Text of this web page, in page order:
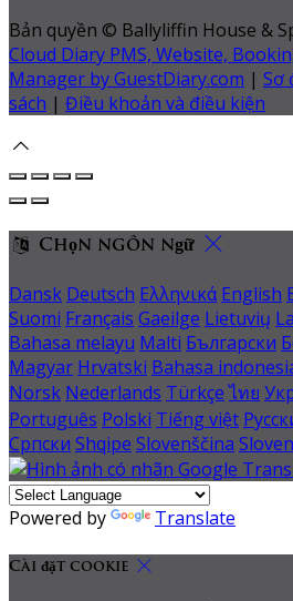
Bản quyền © Ballyliffin House &
Cloud Diary PMS, Website,
Manager by GuestDiary.com | Sơ
sách | Điều khoản và điều kiện
Chọn ngôn ngữ
Dansk Deutsch Ελληνικά English
Suomi Français Gaeilge Lietuvių
Bahasa melayu Malti Български
Magyar Hrvatski Bahasa
Norsk Nederlands Türkçe ไทย
Português Polski Tiếng việt
Српски Shqipe Slovenščina
Powered by Translate
Cài đặt cookie